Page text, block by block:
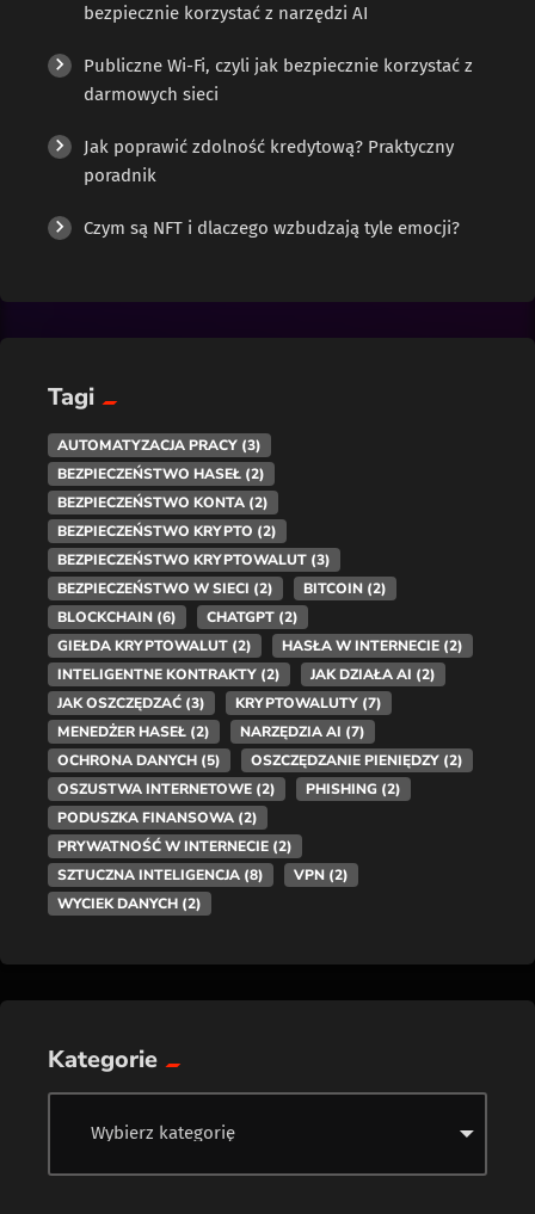
bezpiecznie korzystać z narzędzi AI
Publiczne Wi-Fi, czyli jak bezpiecznie korzystać z
darmowych sieci
Jak poprawić zdolność kredytową? Praktyczny
poradnik
Czym są NFT i dlaczego wzbudzają tyle emocji?
Tagi
AUTOMATYZACJA PRACY (3)
BEZPIECZEŃSTWO HASEŁ (2)
BEZPIECZEŃSTWO KONTA (2)
BEZPIECZEŃSTWO KRYPTO (2)
BEZPIECZEŃSTWO KRYPTOWALUT (3)
BEZPIECZEŃSTWO W SIECI (2) BITCOIN (2)
BLOCKCHAIN (6) CHATGPT (2)
GIEŁDA KRYPTOWALUT (2) HASŁA W INTERNECIE (2)
INTELIGENTNE KONTRAKTY (2) JAK DZIAŁA AI (2)
JAK OSZCZĘDZAĆ (3) KRYPTOWALUTY (7)
MENEDŻER HASEŁ (2) NARZĘDZIA AI (7)
OCHRONA DANYCH (5) OSZCZĘDZANIE PIENIĘDZY (2)
OSZUSTWA INTERNETOWE (2) PHISHING (2)
PODUSZKA FINANSOWA (2)
PRYWATNOŚĆ W INTERNECIE (2)
SZTUCZNA INTELIGENCJA (8) VPN (2)
WYCIEK DANYCH (2)
Kategorie